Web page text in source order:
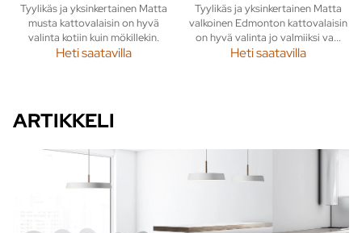
Tyylikäs ja yksinkertainen Matta
musta kattovalaisin on hyvä
valinta kotiin kuin mökillekin.
Heti saatavilla
Tyylikäs ja yksinkertainen Matta
valkoinen Edmonton kattovalaisin
on hyvä valinta jo valmiiksi va...
Heti saatavilla
ARTIKKELI